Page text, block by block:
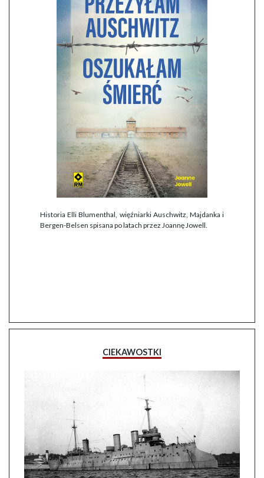
Historia Elli Blumenthal, więźniarki Auschwitz, Majdanka i
Bergen-Belsen spisana po latach przez Joannę Jowell.
CIEKAWOSTKI